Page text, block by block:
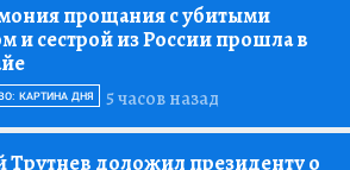
прощания с убитыми
и сестрой из России прошла в
5 часов назад
КАРТИНА ДНЯ
доложил президенту о